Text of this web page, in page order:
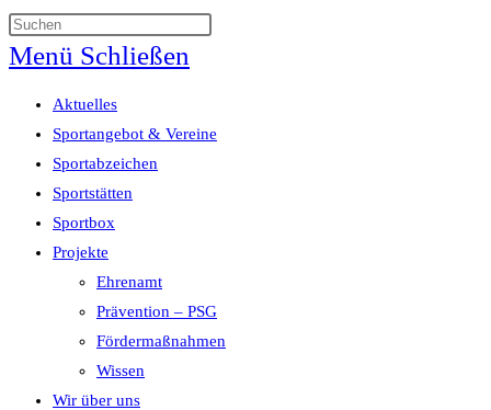
Suche
umschalten
Menü Schließen
Aktuelles
Sportangebot & Vereine
Sportabzeichen
Sportstätten
Sportbox
Projekte
Ehrenamt
Prävention – PSG
Fördermaßnahmen
Wissen
Wir über uns